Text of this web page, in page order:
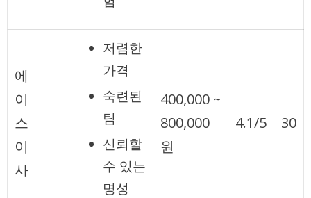
에
이
스
이
사
저렴한
가격
숙련된
팀
신뢰할
수 있는
명성
400,000 ~
800,000
원
4.1/5 30